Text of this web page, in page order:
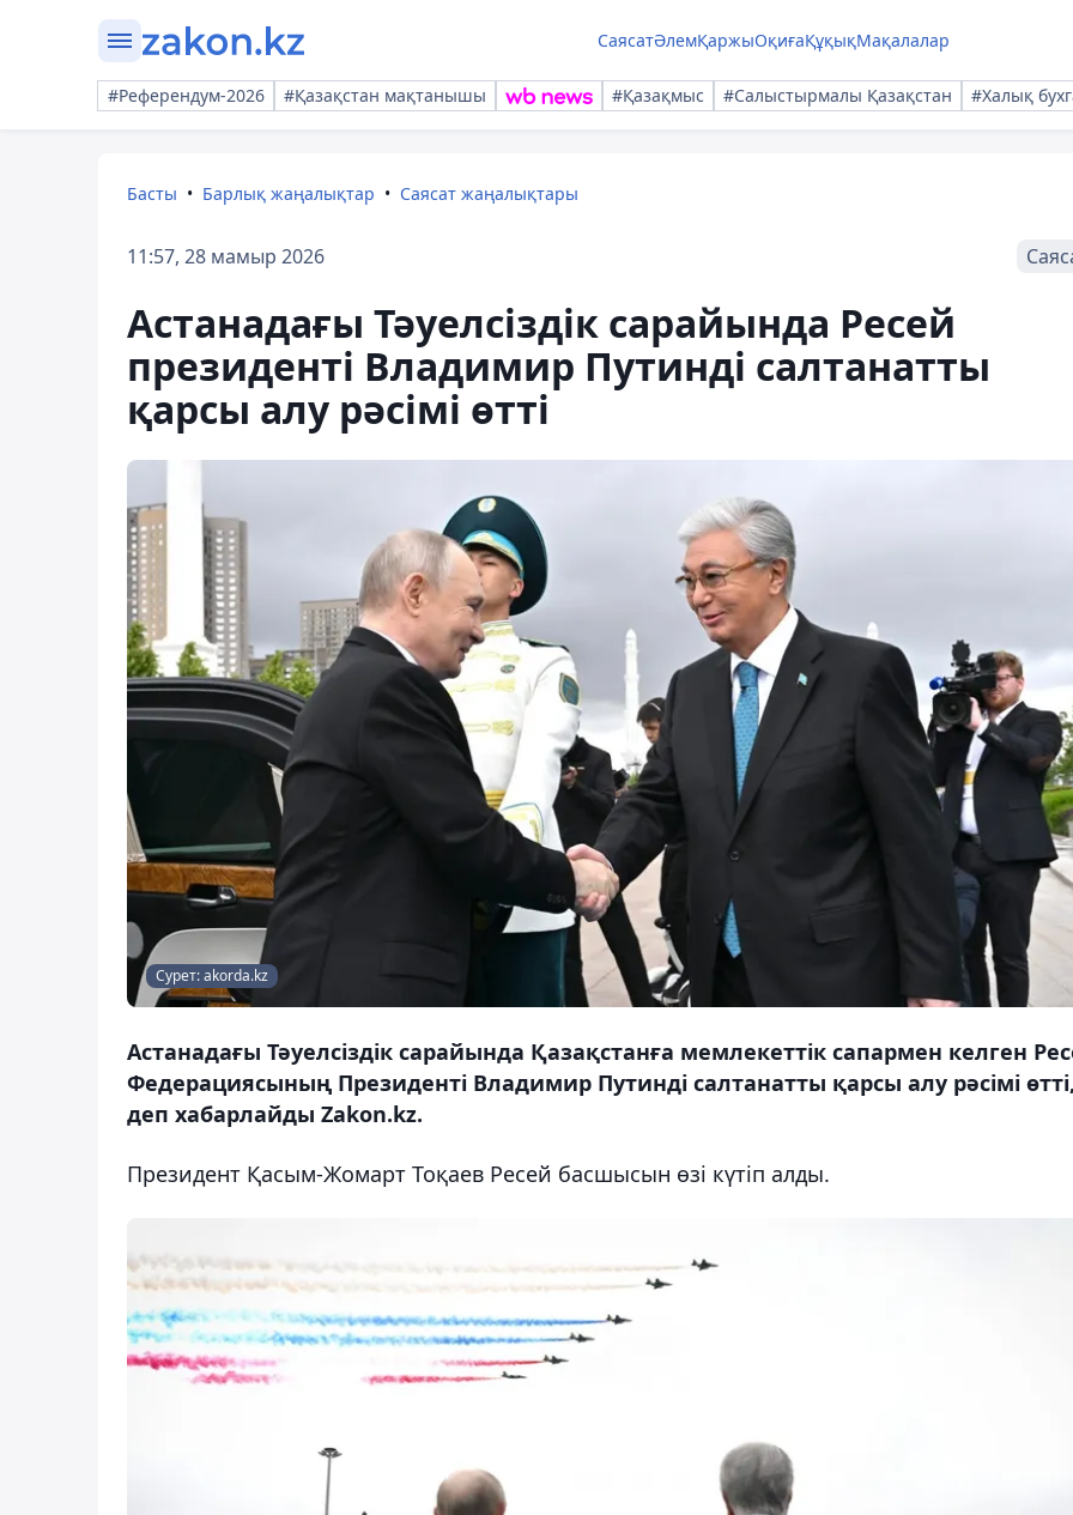
СаясатӘлемҚаржыОқиғаҚұқықМақалалар
#Референдум-2026 #Қазақстан мақтанышы #Қазақмыс #Салыстырмалы Қазақстан #Халық
Басты Барлық жаңалықтар Саясат жаңалықтары
11:57, 28 мамыр 2026
Астанадағы Тәуелсіздік сарайында Ресей
президенті Владимир Путинді салтанатты
қарсы алу рәсімі өтті
Сурет: akorda.kz
Астанадағы Тәуелсіздік сарайында Қазақстанға мемлекеттік сапармен келген
Федерациясының Президенті Владимир Путинді салтанатты қарсы алу рәсімі
деп хабарлайды Zakon.kz.
Президент Қасым-Жомарт Тоқаев Ресей басшысын өзі күтіп алды.